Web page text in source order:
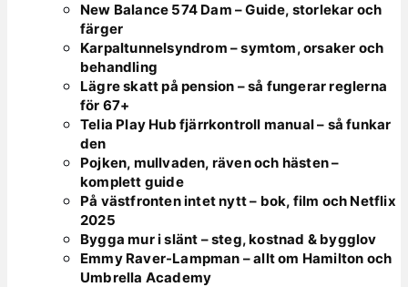
New Balance 574 Dam – Guide, storlekar och
färger
Karpaltunnelsyndrom – symtom, orsaker och
behandling
Lägre skatt på pension – så fungerar reglerna
för 67+
Telia Play Hub fjärrkontroll manual – så funkar
den
Pojken, mullvaden, räven och hästen –
komplett guide
På västfronten intet nytt – bok, film och Netflix
2025
Bygga mur i slänt – steg, kostnad & bygglov
Emmy Raver-Lampman – allt om Hamilton och
Umbrella Academy